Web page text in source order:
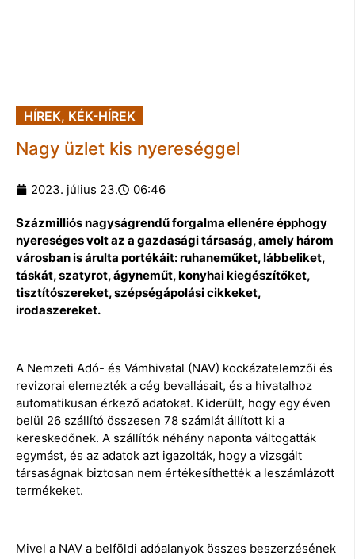
HÍREK, KÉK-HÍREK
Nagy üzlet kis nyereséggel
2023. július 23. 06:46
Százmilliós nagyságrendű forgalma ellenére épphogy
nyereséges volt az a gazdasági társaság, amely három
városban is árulta portékáit: ruhaneműket, lábbeliket,
táskát, szatyrot, ágyneműt, konyhai kiegészítőket,
tisztítószereket, szépségápolási cikkeket,
irodaszereket.
A Nemzeti Adó- és Vámhivatal (NAV) kockázatelemzői és
revizorai elemezték a cég bevallásait, és a hivatalhoz
automatikusan érkező adatokat. Kiderült, hogy egy éven
belül 26 szállító összesen 78 számlát állított ki a
kereskedőnek. A szállítók néhány naponta váltogatták
egymást, és az adatok azt igazolták, hogy a vizsgált
társaságnak biztosan nem értékesíthették a leszámlázott
termékeket.
Mivel a NAV a belföldi adóalanyok összes beszerzésének